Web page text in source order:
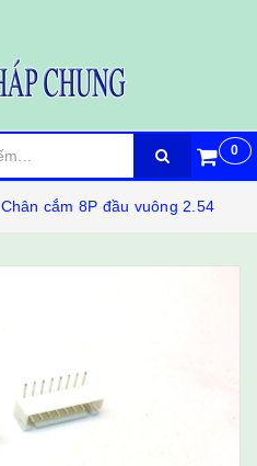
0
Chân cắm 8P đầu vuông 2.54